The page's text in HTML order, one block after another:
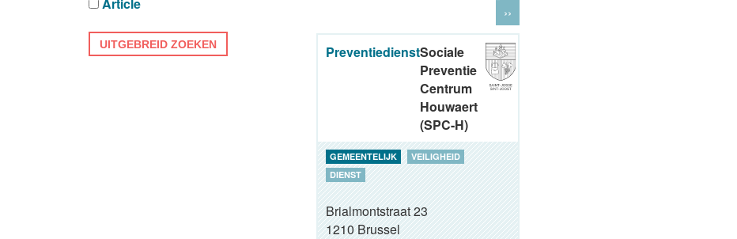
UITGEBREID ZOEKEN
››
PreventiedienstSociale
Preventie
Centrum
Houwaert
(SPC-H)
GEMEENTELIJK
VEILIGHEID
DIENST
Brialmontstraat 23
1210Brussel